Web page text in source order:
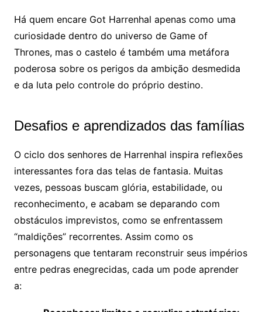
Há quem encare Got Harrenhal apenas como uma
curiosidade dentro do universo de Game of
Thrones, mas o castelo é também uma metáfora
poderosa sobre os perigos da ambição desmedida
e da luta pelo controle do próprio destino.
Desafios e aprendizados das famílias
O ciclo dos senhores de Harrenhal inspira reflexões
interessantes fora das telas de fantasia. Muitas
vezes, pessoas buscam glória, estabilidade, ou
reconhecimento, e acabam se deparando com
obstáculos imprevistos, como se enfrentassem
“maldições” recorrentes. Assim como os
personagens que tentaram reconstruir seus impérios
entre pedras enegrecidas, cada um pode aprender
a: